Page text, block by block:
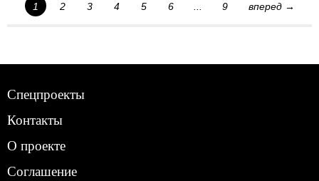
1 2 3 4 5 6 9 вперед →
Спецпроекты
Контакты
О проекте
Соглашение